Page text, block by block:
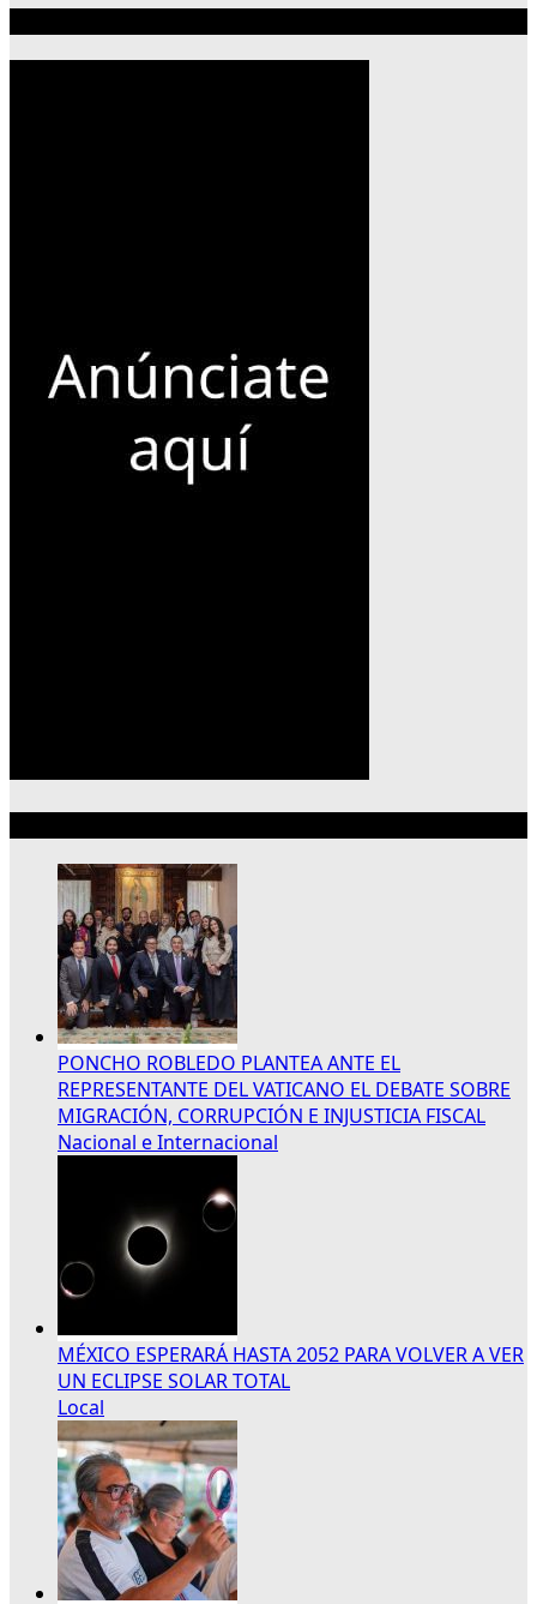
PONCHO ROBLEDO PLANTEA ANTE EL
REPRESENTANTE DEL VATICANO EL DEBATE SOBRE
MIGRACIÓN, CORRUPCIÓN E INJUSTICIA FISCAL
Nacional e Internacional
MÉXICO ESPERARÁ HASTA 2052 PARA VOLVER A VER
UN ECLIPSE SOLAR TOTAL
Local